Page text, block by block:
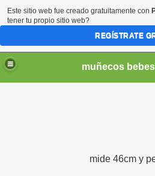
muñecos
mide 46cm y
Este sitio web fue creado gratuitamente con
tener tu propio sitio web?
REGÍSTRATE